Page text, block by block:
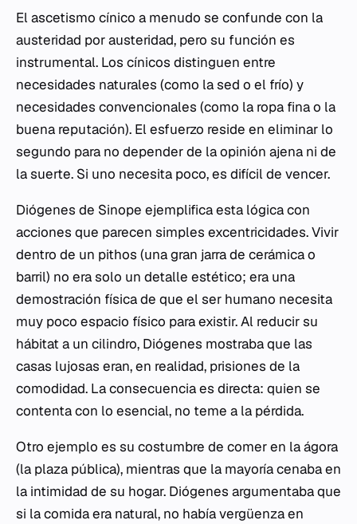
El ascetismo cínico a menudo se confunde con la
austeridad por austeridad, pero su función es
instrumental. Los cínicos distinguen entre
necesidades naturales (como la sed o el frío) y
necesidades convencionales (como la ropa fina o la
buena reputación). El esfuerzo reside en eliminar lo
segundo para no depender de la opinión ajena ni de
la suerte. Si uno necesita poco, es difícil de vencer.
Diógenes de Sinope ejemplifica esta lógica con
acciones que parecen simples excentricidades. Vivir
dentro de un pithos (una gran jarra de cerámica o
barril) no era solo un detalle estético; era una
demostración física de que el ser humano necesita
muy poco espacio físico para existir. Al reducir su
hábitat a un cilindro, Diógenes mostraba que las
casas lujosas eran, en realidad, prisiones de la
comodidad. La consecuencia es directa: quien se
contenta con lo esencial, no teme a la pérdida.
Otro ejemplo es su costumbre de comer en laágora
(la plaza pública), mientras que la mayoría cenaba en
la intimidad de su hogar. Diógenes argumentaba que
si la comida era natural, no había vergüenza en